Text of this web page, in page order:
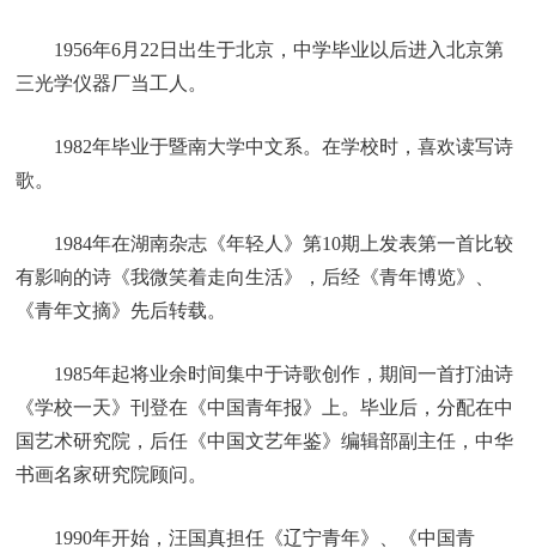
1956年6月22日出生于北京，中学毕业以后进入北京第
三光学仪器厂当工人。
1982年毕业于暨南大学中文系。在学校时，喜欢读写诗
歌。
1984年在湖南杂志《年轻人》第10期上发表第一首比较
有影响的诗《我微笑着走向生活》，后经《青年博览》、
《青年文摘》先后转载。
1985年起将业余时间集中于诗歌创作，期间一首打油诗
《学校一天》刊登在《中国青年报》上。毕业后，分配在中
国艺术研究院，后任《中国文艺年鉴》编辑部副主任，中华
书画名家研究院顾问。
1990年开始，汪国真担任《辽宁青年》、《中国青